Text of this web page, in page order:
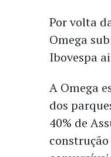
Por volta
Omega
Ibovespa
A Omega
dos
40% de